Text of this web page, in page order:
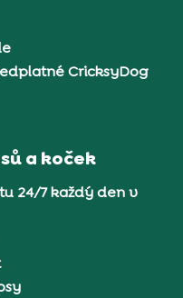
CricksyDog
a koček
24/7 každý den v